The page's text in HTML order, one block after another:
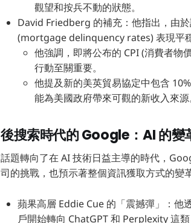
觀望和按兵不動的狀態。
David Friedberg 的補充：他指出，由
(mortgage delinquency rates) 表現平穩
他強調，即將公布的 CPI (消費者物
行動至關重要。
他提及新的美英貿易協定中包含
能為美國政府帶來可觀的新收入來
後搜索時代的 Google：AI 的變
話題轉向了在 AI 技術日益主導的時代，
司的挑戰，也預示著整個資訊獲取方式的變革
蘋果高層 Eddie Cue 的「震撼彈」：他
戶開始轉向 ChatGPT 和 Perplexity 這